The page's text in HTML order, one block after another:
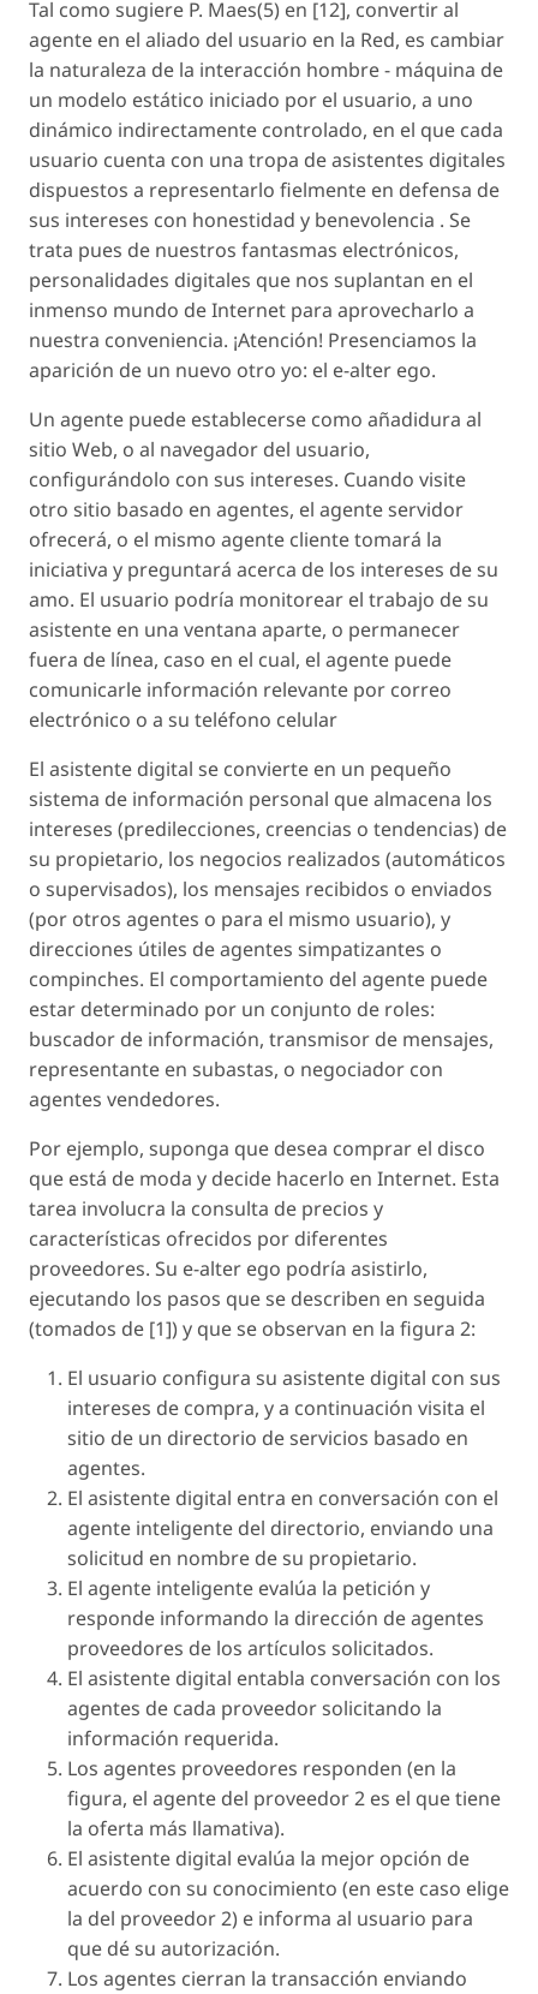
Tal como sugiere P. Maes(5) en [12], convertir al
agente en el aliado del usuario en la Red, es cambiar
la naturaleza de la interacción hombre - máquina de
un modelo estático iniciado por el usuario, a uno
dinámico indirectamente controlado, en el que cada
usuario cuenta con una tropa de asistentes digitales
dispuestos a representarlo fielmente en defensa de
sus intereses con honestidad y benevolencia . Se
trata pues de nuestros fantasmas electrónicos,
personalidades digitales que nos suplantan en el
inmenso mundo de Internet para aprovecharlo a
nuestra conveniencia. ¡Atención! Presenciamos la
aparición de un nuevo otro yo: el e-alter ego.
Un agente puede establecerse como añadidura al
sitio Web, o al navegador del usuario,
configurándolo con sus intereses. Cuando visite
otro sitio basado en agentes, el agente servidor
ofrecerá, o el mismo agente cliente tomará la
iniciativa y preguntará acerca de los intereses de su
amo. El usuario podría monitorear el trabajo de su
asistente en una ventana aparte, o permanecer
fuera de línea, caso en el cual, el agente puede
comunicarle información relevante por correo
electrónico o a su teléfono celular
El asistente digital se convierte en un pequeño
sistema de información personal que almacena los
intereses (predilecciones, creencias o tendencias) de
su propietario, los negocios realizados (automáticos
o supervisados), los mensajes recibidos o enviados
(por otros agentes o para el mismo usuario), y
direcciones útiles de agentes simpatizantes o
compinches. El comportamiento del agente puede
estar determinado por un conjunto de roles:
buscador de información, transmisor de mensajes,
representante en subastas, o negociador con
agentes vendedores.
Por ejemplo, suponga que desea comprar el disco
que está de moda y decide hacerlo en Internet. Esta
tarea involucra la consulta de precios y
características ofrecidos por diferentes
proveedores. Su e-alter ego podría asistirlo,
ejecutando los pasos que se describen en seguida
(tomados de [1]) y que se observan en la figura 2:
El usuario configura su asistente digital con sus
intereses de compra, y a continuación visita el
sitio de un directorio de servicios basado en
agentes.
El asistente digital entra en conversación con el
agente inteligente del directorio, enviando una
solicitud en nombre de su propietario.
El agente inteligente evalúa la petición y
responde informando la dirección de agentes
proveedores de los artículos solicitados.
El asistente digital entabla conversación con los
agentes de cada proveedor solicitando la
información requerida.
Los agentes proveedores responden (en la
figura, el agente del proveedor 2 es el que tiene
la oferta más llamativa).
El asistente digital evalúa la mejor opción de
acuerdo con su conocimiento (en este caso elige
la del proveedor 2) e informa al usuario para
que dé su autorización.
Los agentes cierran la transacción enviando